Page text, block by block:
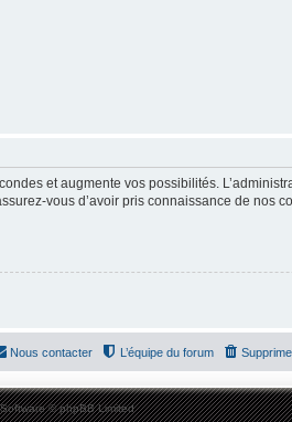
et augmente vos possibilités.
vous d’avoir pris connaissance de nos
L’équipe du forum
Nous contacter
© phpBB Limited